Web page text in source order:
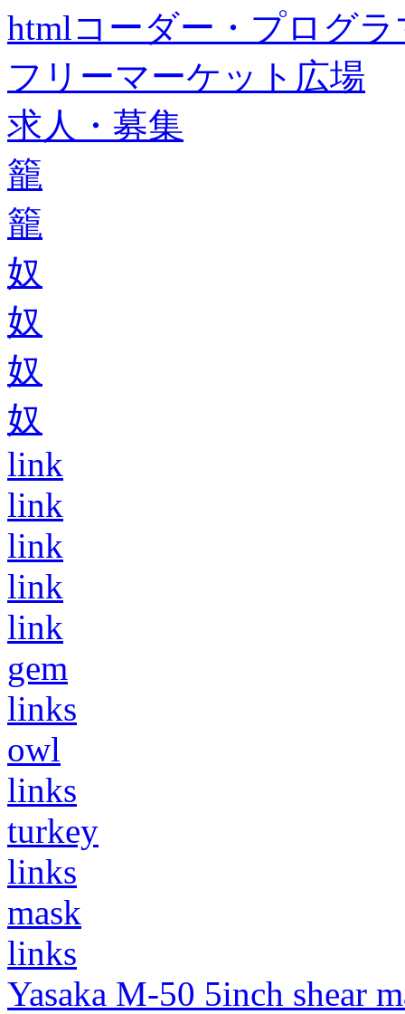
htmlコーダー・プログラ
フリーマーケット広場
求人・募集
籠
籠
奴
奴
奴
奴
link
link
link
link
link
gem
links
owl
links
turkey
links
mask
links
Yasaka M-50 5inch shear